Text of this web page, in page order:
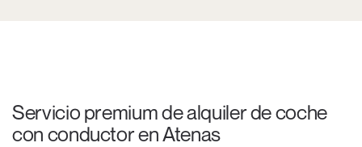
Servicio premium de alquiler de coche
con conductor en Atenas